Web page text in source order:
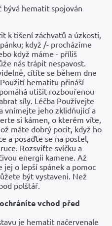
hematit spojován
k tišení záchvatů a úzkosti,
když /- procházíme
když máme - příliš
nás trápit nespavost.
cítíte se během dne
hematitu přináší
utišit rozbouřenou
síly. Léčba Používejte
vnímejte jeho zklidňující a
si kámen, o kterém víte,
máte dobrý pocit, když ho
a posaďte se na postel,
Rozsviťte svíčku a
energii kamene. Až
o lepší spánek a pomoc
být vystaveni. Než
polštář.
vchod před
je hematit načervenale